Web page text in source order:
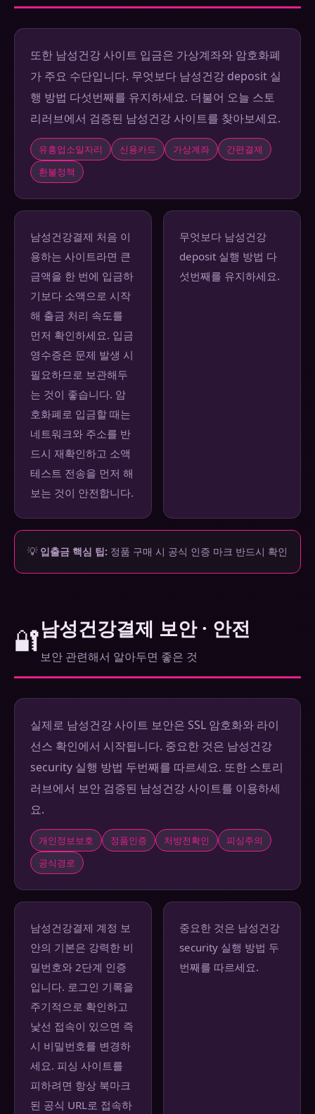
또한 남성건강 사이트 입금은 가상계좌와 암호화폐
가 주요 수단입니다. 무엇보다 남성건강 deposit 실
행 방법 다섯번째를 유지하세요. 더불어 오늘 스토
리러브에서 검증된 남성건강 사이트를 찾아보세요.
유흥업소일자리 신용카드 가상계좌
간편결제
환불정책
남성건강결제 처음 이
용하는 사이트라면 큰
금액을 한 번에 입금하
기보다 소액으로 시작
해 출금 처리 속도를
먼저 확인하세요. 입금
영수증은 문제 발생 시
필요하므로 보관해두
는 것이 좋습니다. 암
호화폐로 입금할 때는
네트워크와 주소를 반
드시 재확인하고 소액
테스트 전송을 먼저 해
보는 것이 안전합니다.
무엇보다 남성건강
deposit 실행 방법 다
섯번째를 유지하세요.
💡 입출금 핵심 팁: 정품 구매 시 공식 인증 마크 반드시 확인
🔐남성건강결제 보안 · 안전
보안 관련해서 알아두면 좋은 것
실제로 남성건강 사이트 보안은 SSL 암호화와 라이
선스 확인에서 시작됩니다. 중요한 것은 남성건강
security 실행 방법 두번째를 따르세요. 또한 스토리
러브에서 보안 검증된 남성건강 사이트를 이용하세
요.
개인정보보호 정품인증 처방전확인
피싱주의
공식경로
남성건강결제 계정 보
안의 기본은 강력한 비
밀번호와 2단계 인증
입니다. 로그인 기록을
주기적으로 확인하고
낯선 접속이 있으면 즉
시 비밀번호를 변경하
세요. 피싱 사이트를
피하려면 항상 북마크
된 공식 URL로 접속하
중요한 것은 남성건강
security 실행 방법 두
번째를 따르세요.